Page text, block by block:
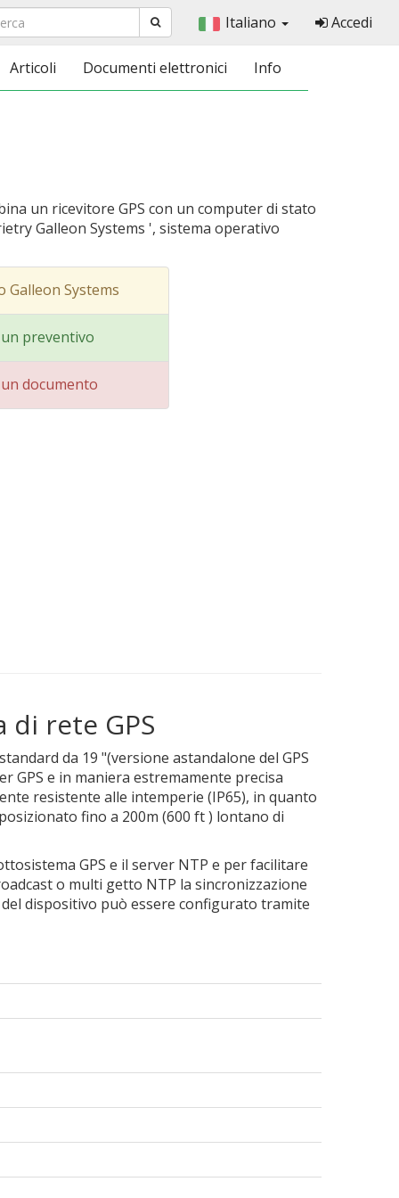
Italiano Accedi
Articoli Documenti elettronici Info
un ricevitore GPS con un computer di stato
Galleon Systems ', sistema operativo
Galleon Systems
preventivo
documento
rete GPS
da 19 "(versione astandalone del GPS
GPS e in maniera estremamente precisa
resistente alle intemperie (IP65), in quanto
fino a 200m (600 ft ) lontano di
GPS e il server NTP e per facilitare
o multi getto NTP la sincronizzazione
dispositivo può essere configurato tramite